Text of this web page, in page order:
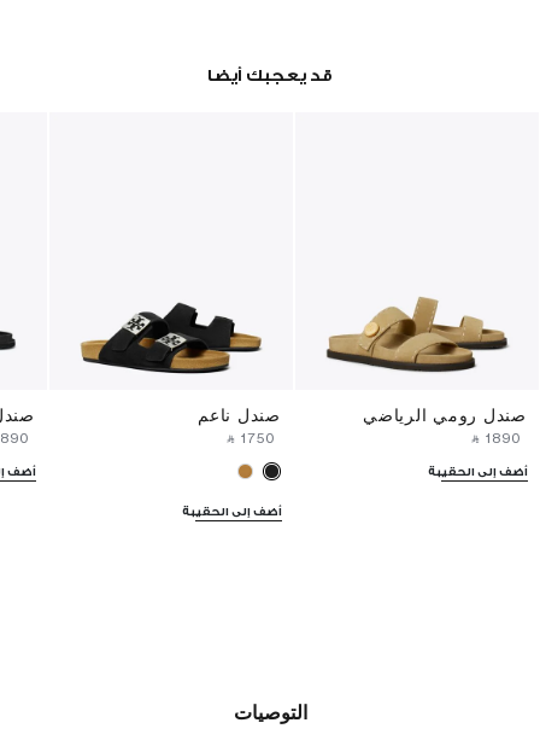
قد يعجبك أيضا
صندل رومي الرياضي
‎ ⃁ ⁦1890⁩ ‎
أضف إلى الحقيبة
صندل ناعم
‎ ⃁ ⁦1750⁩ ‎
أضف إلى الحقيبة
أضف
التوصيات